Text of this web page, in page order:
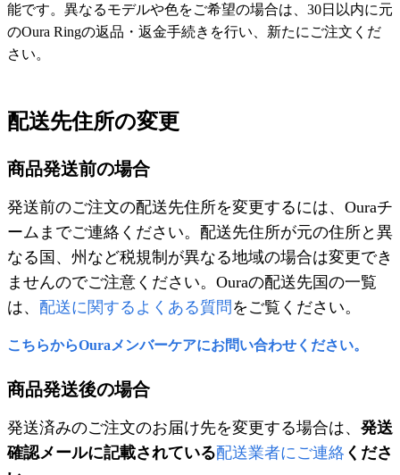
能です。異なるモデルや色をご希望の場合は、30日以内に元
のOura Ringの返品・返金手続きを行い、新たにご注文くだ
さい。
配送先住所の変更
商品発送前の場合
発送前のご注文の配送先住所を変更するには、Ouraチ
ームまでご連絡ください。配送先住所が元の住所と異
なる国、州など税規制が異なる地域の場合は変更でき
ませんのでご注意ください。Ouraの配送先国の一覧
は、 配送に関するよくある質問 をご覧ください。
こちらからOuraメンバーケアにお問い合わせください。
商品発送後の場合
発送済みのご注文のお届け先を変更する場合は、 発送
確認メールに記載されている配送業者にご連絡 くださ